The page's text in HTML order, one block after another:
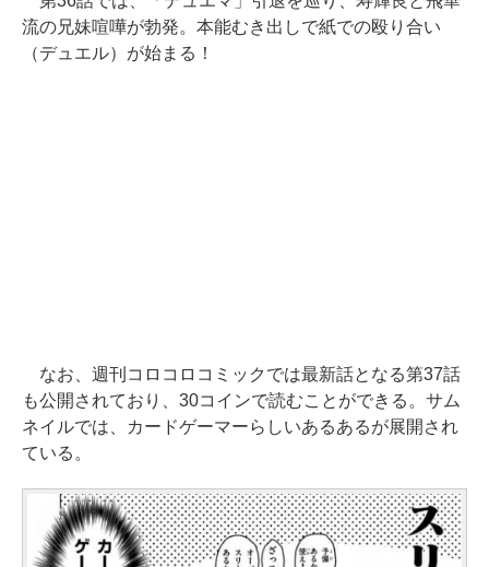
流の兄妹喧嘩が勃発。本能むき出しで紙での殴り合い
（デュエル）が始まる！
なお、週刊コロコロコミックでは最新話となる第37話
も公開されており、30コインで読むことができる。サム
ネイルでは、カードゲーマーらしいあるあるが展開され
ている。